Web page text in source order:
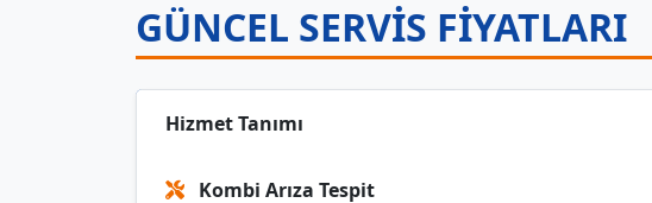
GÜNCEL SERVİS FİYATLARI
Hizmet Tanımı
Kombi Arıza Tespit